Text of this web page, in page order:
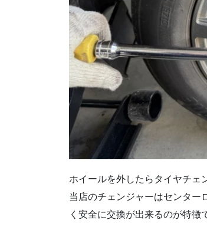
ホイールを外したらタイヤチェ
当店のチェンジャーはセンター
く安全に交換が出来るのが特徴